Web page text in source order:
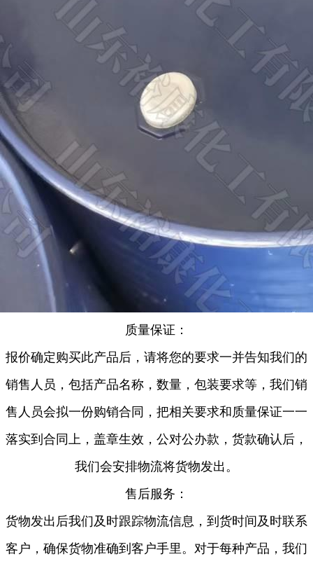
质量保证：
报价确定购买此产品后，请将您的要求一并告知我们的
销售人员，包括产品名称，数量，包装要求等，我们销
售人员会拟一份购销合同，把相关要求和质量保证一一
落实到合同上，盖章生效，公对公办款，货款确认后，
我们会安排物流将货物发出。
售后服务：
货物发出后我们及时跟踪物流信息，到货时间及时联系
客户，确保货物准确到客户手里。对于每种产品，我们